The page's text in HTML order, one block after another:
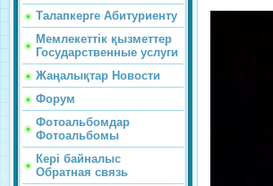
Талапкерге Абитуриенту
Мемлекеттік қызметтер
Государственные услуги
Жаңалықтар Новости
Форум
Фотоальбомдар
Фотоальбомы
Кері байналыс
Обратная связь